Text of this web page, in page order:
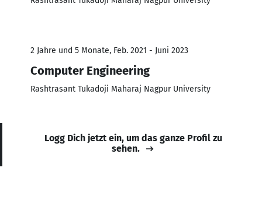
2 Jahre und 5 Monate, Feb. 2021 - Juni 2023
Computer Engineering
Rashtrasant Tukadoji Maharaj Nagpur University
Logg Dich jetzt ein, um das ganze Profil zu
sehen.